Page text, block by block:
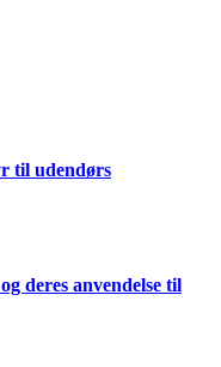
til udendørs
deres anvendelse til